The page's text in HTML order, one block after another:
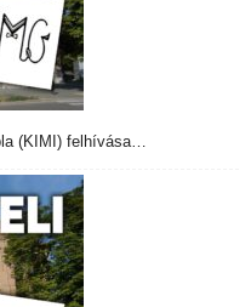
(KIMI) felhívása…